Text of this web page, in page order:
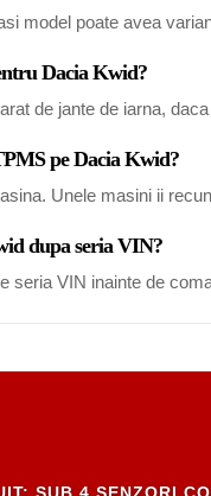
model poate avea
Dacia Kwid?
de jante de iarna,
pe Dacia Kwid?
Unele masini ii
dupa seria VIN?
seria VIN inainte de